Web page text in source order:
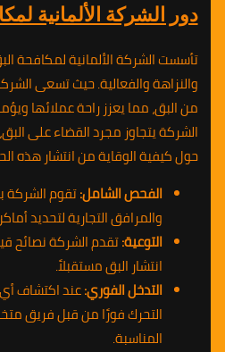
دور الشركة الألمانية
تأسست الشركة الألمانية لمكافحة
والنزاهة والفعالية. حيث تسعى
من البق، مما يعزز راحة عملائها
الشركة يتجاوز مجرد القضاء على
حول كيفية الوقاية من انتشار هذه
الفحص الشامل:تقوم
والمرافق التجارية لتحديد
التوعية:تقدم الشركة نصائح
انتشار البق مستقبلاً.
التدخل الفوري:عند اكتشاف
التحرك فورًا من قبل فريق
المناسبة.